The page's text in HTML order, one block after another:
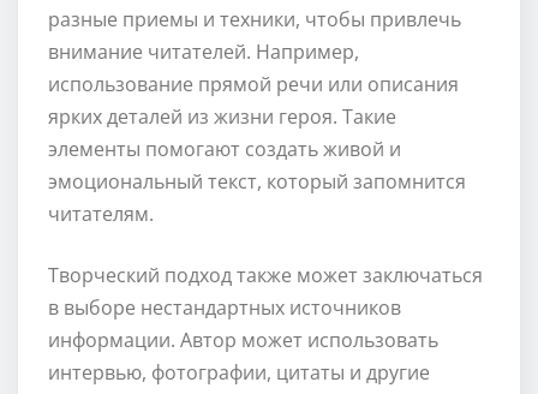
разные приемы и техники, чтобы привлечь
внимание читателей. Например,
использование прямой речи или описания
ярких деталей из жизни героя. Такие
элементы помогают создать живой и
эмоциональный текст, который запомнится
читателям.
Творческий подход также может заключаться
в выборе нестандартных источников
информации. Автор может использовать
интервью, фотографии, цитаты и другие